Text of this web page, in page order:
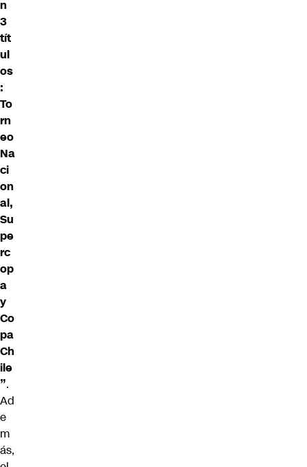
n
3
tít
ul
os
:
To
rn
eo
Na
ci
on
al,
Su
pe
rc
op
a
y
Co
pa
Ch
ile
”.
Ad
e
m
ás,